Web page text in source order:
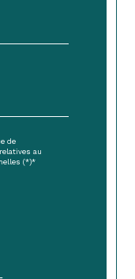
de
au
(*)*